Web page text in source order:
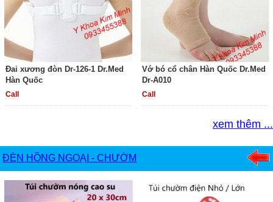
Đai xương đòn Dr-126-1 Dr.Med
Hàn Quốc
Call
Vớ bó cổ chân Hàn Quốc Dr.Med
Dr-A010
Call
xem thêm ...
ĐÈN HỒNG NGOẠI - CHƯỜM